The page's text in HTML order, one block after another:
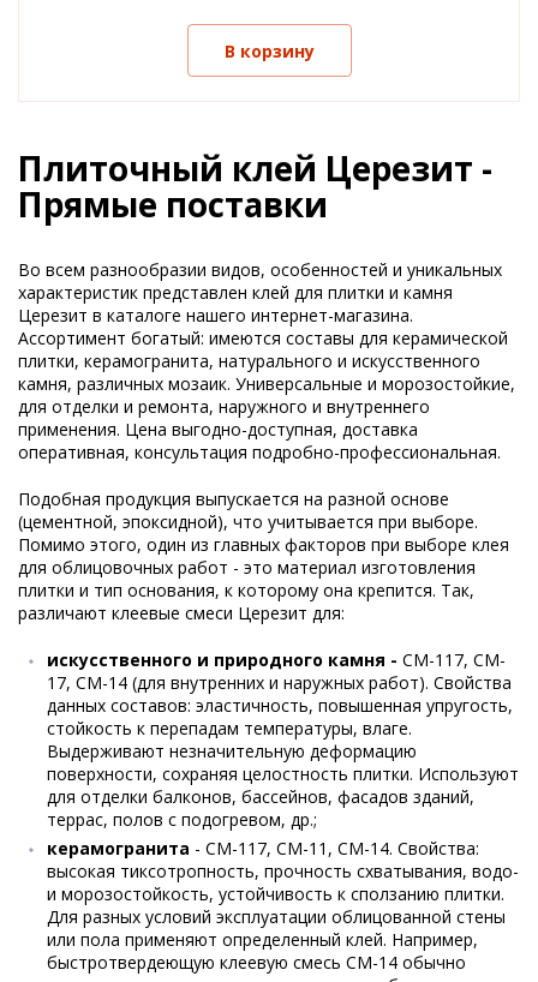
В корзину
Плиточный клей Церезит -
Прямые поставки
Во всем разнообразии видов, особенностей и уникальных
характеристик представлен клей для плитки и камня
Церезит в каталоге нашего интернет-магазина.
Ассортимент богатый: имеются составы для керамической
плитки, керамогранита, натурального и искусственного
камня, различных мозаик. Универсальные и морозостойкие,
для отделки и ремонта, наружного и внутреннего
применения. Цена выгодно-доступная, доставка
оперативная, консультация подробно-профессиональная.
Подобная продукция выпускается на разной основе
(цементной, эпоксидной), что учитывается при выборе.
Помимо этого, один из главных факторов при выборе клея
для облицовочных работ - это материал изготовления
плитки и тип основания, к которому она крепится. Так,
различают клеевые смеси Церезит для:
искусственного и природного камня - CM-117, CM-
17, CM-14 (для внутренних и наружных работ). Свойства
данных составов: эластичность, повышенная упругость,
стойкость к перепадам температуры, влаге.
Выдерживают незначительную деформацию
поверхности, сохраняя целостность плитки. Используют
для отделки балконов, бассейнов, фасадов зданий,
террас, полов с подогревом, др.;
керамогранита - CM-117, CM-11, СМ-14. Свойства:
высокая тиксотропность, прочность схватывания, водо-
и морозостойкость, устойчивость к сползанию плитки.
Для разных условий эксплуатации облицованной стены
или пола применяют определенный клей. Например,
быстротвердеющую клеевую смесь СМ-14 обычно